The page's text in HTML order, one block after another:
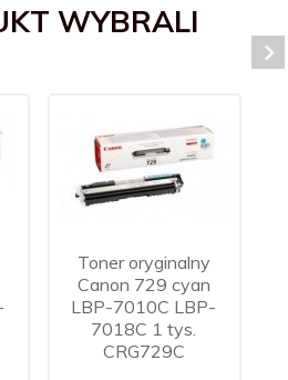
WYBRALI
Toner oryginalny
Canon 729 cyan
LBP-7010C LBP-
7018C 1 tys.
CRG729C